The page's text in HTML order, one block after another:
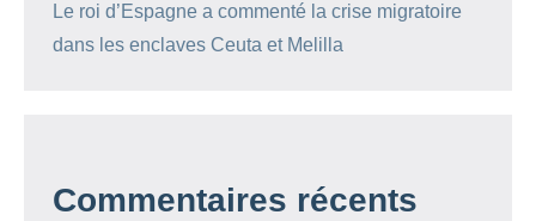
Le roi d’Espagne a commenté la crise migratoire
dans les enclaves Ceuta et Melilla
Commentaires récents